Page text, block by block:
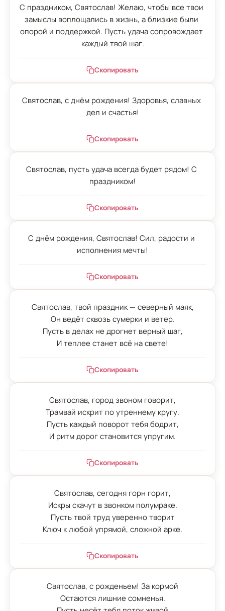
С праздником, Святослав! Желаю, чтобы все твои
замыслы воплощались в жизнь, а близкие были
опорой и поддержкой. Пусть удача сопровождает
каждый твой шаг.
Скопировать
Святослав, с днём рождения! Здоровья, славных
дел и счастья!
Скопировать
Святослав, пусть удача всегда будет рядом! С
праздником!
Скопировать
С днём рождения, Святослав! Сил, радости и
исполнения мечты!
Скопировать
Святослав, твой праздник — северный маяк,
Он ведёт сквозь сумерки и ветер.
Пусть в делах не дрогнет верный шаг,
И теплее станет всё на свете!
Скопировать
Святослав, город звоном говорит,
Трамвай искрит по утреннему кругу.
Пусть каждый поворот тебя бодрит,
И ритм дорог становится упругим.
Скопировать
Святослав, сегодня горн горит,
Искры скачут в звонком полумраке.
Пусть твой труд уверенно творит
Ключ к любой упрямой, сложной арке.
Скопировать
Святослав, с рожденьем! За кормой
Остаются лишние сомненья.